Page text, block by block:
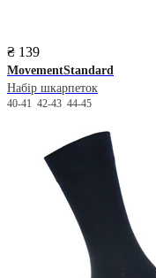
₴ 139
MovementStandard
Набір шкарпеток
40-41 42-43 44-45